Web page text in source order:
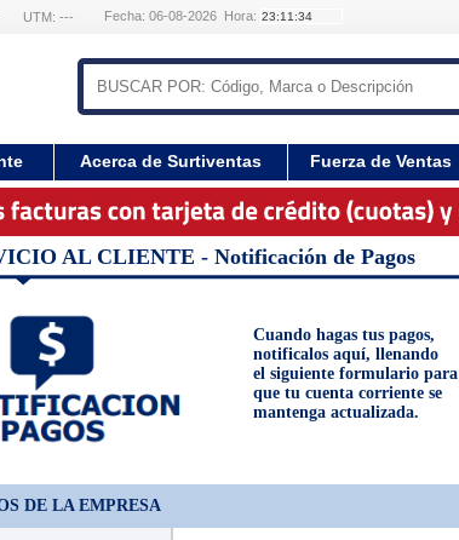
UTM: --- Fecha: 06-08-2026 Hora:
Acerca de Surtiventas Fuerza de Ventas
AL CLIENTE - Notificación de Pagos
Cuando hagas tus pagos,
notificalos aquí, llenando
el siguiente formulario para
que tu cuenta corriente se
mantenga actualizada.
DE LA EMPRESA